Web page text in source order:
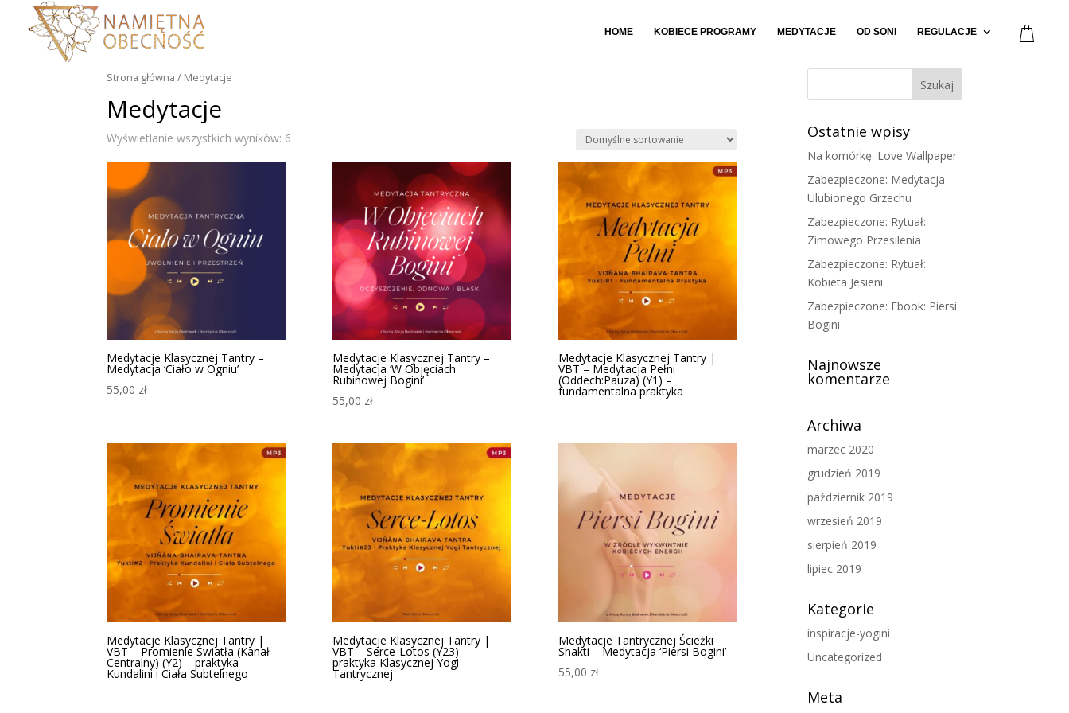
HOME KOBIECE PROGRAMY MEDYTACJE OD SONI REGULACJE
Strona główna / Medytacje
Medytacje
Wyświetlanie wszystkich wyników: 6
Medytacje Klasycznej Tantry –
Medytacja ‘Ciało w Ogniu’
55,00 zł
Medytacje Klasycznej Tantry –
Medytacja ‘W Objęciach
Rubinowej Bogini’
55,00 zł
Medytacje Klasycznej Tantry |
VBT – Medytacja Pełni
(Oddech:Pauza) (Y1) –
fundamentalna praktyka
Medytacje Klasycznej Tantry |
VBT – Promienie Światła (Kanał
Centralny) (Y2) – praktyka
Kundalini i Ciała Subtelnego
Medytacje Klasycznej Tantry |
VBT – Serce-Lotos (Y23) –
praktyka Klasycznej Yogi
Tantrycznej
Medytacje Tantrycznej Ścieżki
Shakti – Medytacja ‘Piersi Bogini’
55,00 zł
Ostatnie wpisy
Na komórkę: Love Wallpaper
Zabezpieczone: Medytacja
Ulubionego Grzechu
Zabezpieczone: Rytuał:
Zimowego Przesilenia
Zabezpieczone: Rytuał:
Kobieta Jesieni
Zabezpieczone: Ebook: Piersi
Bogini
Najnowsze
komentarze
Archiwa
marzec 2020
grudzień 2019
październik 2019
wrzesień 2019
sierpień 2019
lipiec 2019
Kategorie
inspiracje-yogini
Uncategorized
Meta